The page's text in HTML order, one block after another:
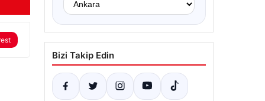
Bizi Takip Edin